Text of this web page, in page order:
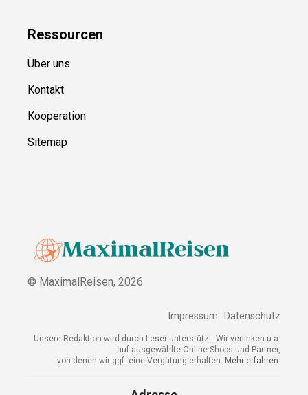
Ressourcen
Über uns
Kontakt
Kooperation
Sitemap
© MaximalReisen, 2026
Impressum Datenschutz
Unsere Redaktion wird durch Leser unterstützt. Wir verlinken u.a.
auf ausgewählte Online-Shops und Partner,
von denen wir ggf. eine Vergütung erhalten. Mehr erfahren.